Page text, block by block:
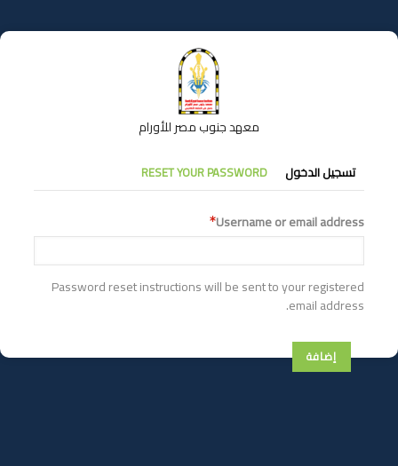
إلى
المحتوى
معهد جنوب مصر للأورام
التبويبات
الأساسية
تسجيل الدخول RESET YOUR PASSWORD
Username or email address
Password reset instructions will be sent to your registered
email address.